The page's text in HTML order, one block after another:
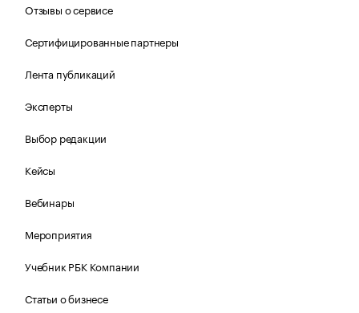
Отзывы о сервисе
Сертифицированные партнеры
Лента публикаций
Эксперты
Выбор редакции
Кейсы
Вебинары
Мероприятия
Учебник РБК Компании
Статьи о бизнесе